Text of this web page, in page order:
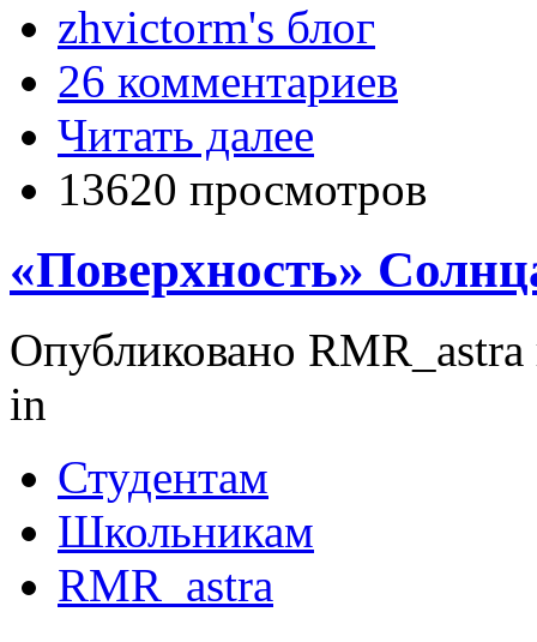
zhvictorm's блог
26 комментариев
Читать далее
13620 просмотров
«Поверхность»
Опубликовано
in
Студентам
Школьникам
RMR_astra